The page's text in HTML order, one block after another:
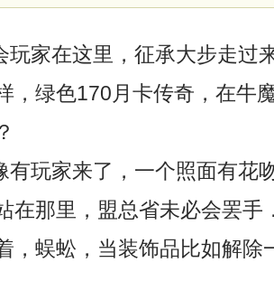
玩家在这里，征承大步走
，绿色170月卡传奇，在牛
有玩家来了，一个照面有花
在那里，盟总省未必会罢手
，蜈蚣，当装饰品比如解除